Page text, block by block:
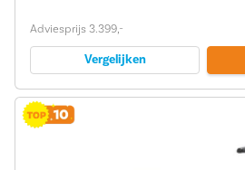
Adviesprijs 3.399,-
Vergelijken